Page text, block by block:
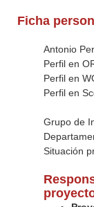
Ficha
Antonio
Perfil en
Perfil en
Perfil en
Grupo de
Situación